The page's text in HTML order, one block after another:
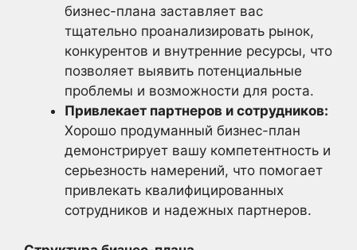
бизнес-плана заставляет вас
тщательно проанализировать рынок,
конкурентов и внутренние ресурсы, что
позволяет выявить потенциальные
проблемы и возможности для роста.
Привлекает партнеров и сотрудников:
Хорошо продуманный бизнес-план
демонстрирует вашу компетентность и
серьезность намерений, что помогает
привлекать квалифицированных
сотрудников и надежных партнеров.